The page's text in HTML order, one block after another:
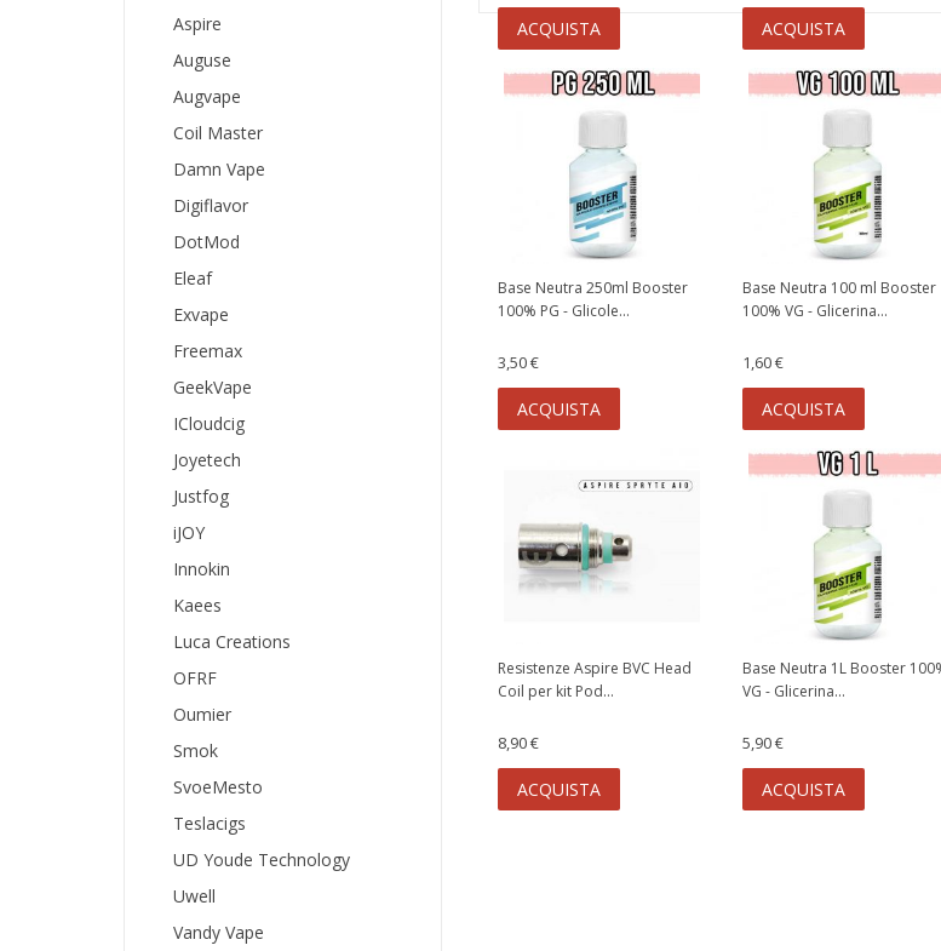
Aspire
Auguse
Augvape
Coil Master
Damn Vape
Digiflavor
DotMod
Eleaf
Exvape
Freemax
GeekVape
ICloudcig
Joyetech
Justfog
iJOY
Innokin
Kaees
Luca Creations
OFRF
Oumier
Smok
SvoeMesto
Teslacigs
UD Youde Technology
Uwell
Vandy Vape
ACQUISTA ACQUISTA
Base Neutra 250ml Booster
100% PG - Glicole...
3,50 €
ACQUISTA
Base Neutra 100 ml Booster
100% VG - Glicerina...
1,60 €
ACQUISTA
Resistenze Aspire BVC Head
Coil per kit Pod...
8,90 €
ACQUISTA
Base Neutra 1L Booster
VG - Glicerina...
5,90 €
ACQUISTA